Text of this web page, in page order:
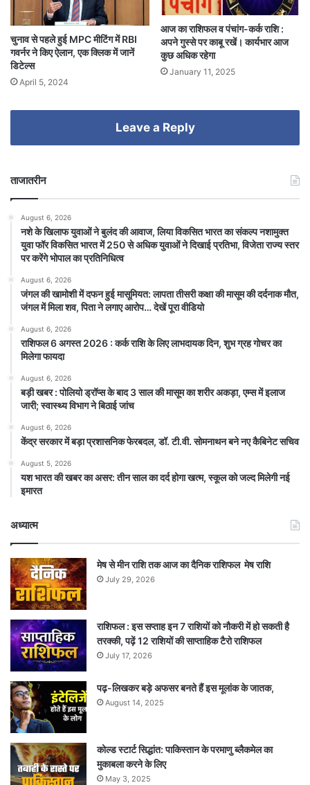
चुनाव से पहले हुई MPC मीटिंग में RBI
गवर्नर ने किए ऐलान, एक क्लिक में जानें
डिटेल्स
April 5, 2024
आज का राशिफल व पंचांग-कर्क राशि :
अपने गुस्से पर काबू रखें। कार्यभार आज
कुछ अधिक रहेगा
January 11, 2025
Leave a Reply
ताजातरीन
August 6, 2026
नशे के खिलाफ युवाओं ने बुलंद की आवाज, लिया विकसित भारत का संकल्प नशामुक्त
युवा फॉर विकसित भारत में 250 से अधिक युवाओं ने दिखाई प्रतिभा, विजेता राज्य स्तर
पर करेंगे भोपाल का प्रतिनिधित्व
August 6, 2026
जंगल की खामोशी में दफन हुई मासूमियत: लापता तीसरी कक्षा की मासूम की दर्दनाक मौत,
जंगल में मिला शव, पिता ने लगाए आरोप… देखें पूरा वीडियो
August 6, 2026
राशिफल 6 अगस्त 2026 : कर्क राशि के लिए लाभदायक दिन, शुभ ग्रह गोचर का
मिलेगा फायदा
August 6, 2026
बड़ी खबर : पोलियो ड्रॉप्स के बाद 3 साल की मासूम का शरीर अकड़ा, एम्स में इलाज
जारी; स्वास्थ्य विभाग ने बिठाई जांच
August 6, 2026
केंद्र सरकार में बड़ा प्रशासनिक फेरबदल, डॉ. टी.वी. सोमनाथन बने नए कैबिनेट सचिव
August 5, 2026
यश भारत की खबर का असर: तीन साल का दर्द होगा खत्म, स्कूल को जल्द मिलेगी नई
इमारत
अध्यात्म
मेष से मीन राशि तक आज का दैनिक राशिफल मेष राशि
July 29, 2026
राशिफल : इस सप्ताह इन 7 राशियों को नौकरी में हो सकती है
तरक्की, पढ़ें 12 राशियों की साप्ताहिक टैरो राशिफल
July 17, 2026
पढ़-लिखकर बड़े अफसर बनते हैं इस मूलांक के जातक,
August 14, 2025
कोल्ड स्टार्ट सिद्धांत: पाकिस्तान के परमाणु ब्लैकमेल का
मुकाबला करने के लिए
May 3, 2025